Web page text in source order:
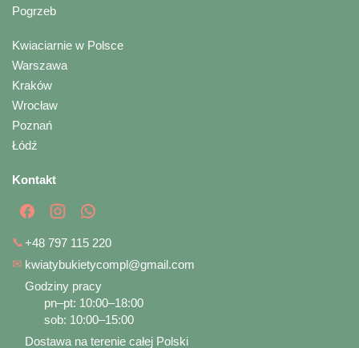
Pogrzeb
Kwiaciarnie w Polsce
Warszawa
Kraków
Wrocław
Poznań
Łódź
Kontakt
📞+48 797 115 220
✉ kwiatybukietycompl@gmail.com
Godziny pracy
pn–pt: 10:00–18:00
sob: 10:00–15:00
Dostawa na terenie całej Polski